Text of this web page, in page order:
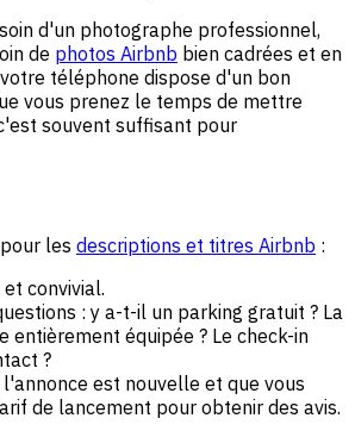
d'un photographe professionnel,
de photos Airbnb bien cadrées et en
téléphone dispose d'un bon
vous prenez le temps de mettre
souvent suffisant pour
les descriptions et titres Airbnb :
convivial.
: y a-t-il un parking gratuit ? La
entièrement équipée ? Le check-in
?
l'annonce est nouvelle et que vous
de lancement pour obtenir des avis.